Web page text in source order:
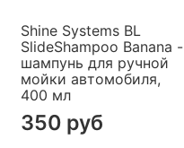
Shine Systems BL
SlideShampoo Banana -
шампунь для ручной
мойки автомобиля,
400 мл
350 руб